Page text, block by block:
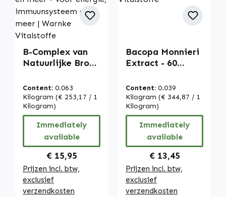
B-Complex van
Natuurlijke Bron -
gemakkelijk in te
nemen - met
vitamine B12,
biotine en meer -
voor energie,
immuunsysteem
en meer | Warnke
Vitalstoffe
Content: 0.063
Kilogram (€ 253,17 / 1
Kilogram)
Immediately
available
Regular price:
€ 15,95
Prijzen incl. btw,
exclusief
verzendkosten
Bacopa Monnieri
Extract - 60
makkelijk te
slikken - hoog
gedoseerd &
vegan | Warnke
Vitalstoffe
Content: 0.039
Kilogram (€ 344,87 / 1
Kilogram)
Immediately
available
Regular price:
€ 13,45
Prijzen incl. btw,
exclusief
verzendkosten